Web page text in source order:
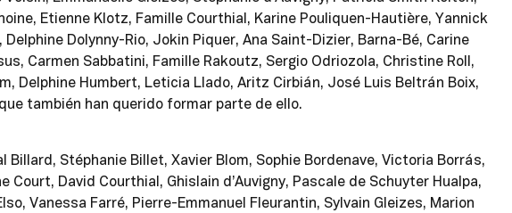
Etienne Klotz, Famille Courthial, Karine Pouliquen-Hautière, Yannick
Dolynny-Rio, Jokin Piquer, Ana Saint-Dizier, Barna-Bé, Carine
Carmen Sabbatini, Famille Rakoutz, Sergio Odriozola, Christine Roll,
Delphine Humbert, Leticia Llado, Aritz Cirbián, José Luis Beltrán Boix,
también han querido formar parte de ello.
Stéphanie Billet, Xavier Blom, Sophie Bordenave, Victoria Borrás,
David Courthial, Ghislain d’Auvigny, Pascale de Schuyter Hualpa,
Vanessa Farré, Pierre-Emmanuel Fleurantin, Sylvain Gleizes, Marion